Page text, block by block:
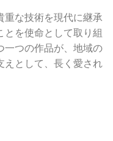
重な技術を現代に継承
とを使命として取り組
一つの作品が、地域の
えとして、長く愛され